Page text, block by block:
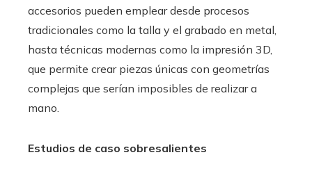
accesorios pueden emplear desde procesos
tradicionales como la talla y el grabado en metal,
hasta técnicas modernas como la impresión 3D,
que permite crear piezas únicas con geometrías
complejas que serían imposibles de realizar a
mano.
Estudios de caso sobresalientes